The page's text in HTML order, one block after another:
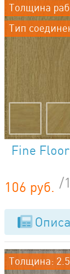
Толщина
Тип
Fine
106 руб. /
Толщина: